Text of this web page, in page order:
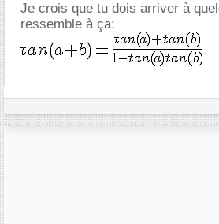
Je crois que tu dois arriver à
ressemble à ça: